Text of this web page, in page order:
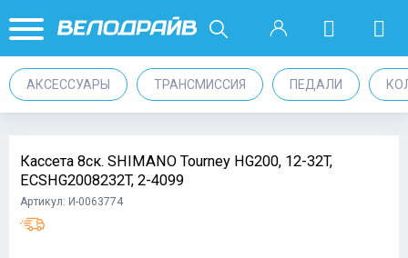
АКСЕССУАРЫ ТРАНСМИССИЯ ПЕДАЛИ
Кассета 8ск. SHIMANO Tourney HG200, 12-32T,
ECSHG2008232T, 2-4099
Артикул: И-0063774